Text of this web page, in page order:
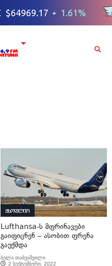
მსოფლიო
Lufthansa-ს მფრინავები
გაიფიცნენ – ასობით ფრენა
გაუქმდა
ბელა თაბუაშვილი
2 სექტემბერი, 2022